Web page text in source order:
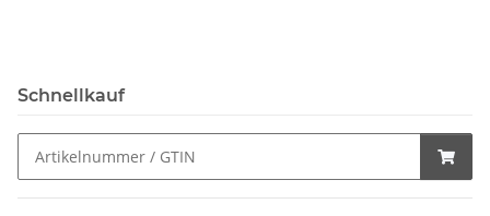
Schnellkauf